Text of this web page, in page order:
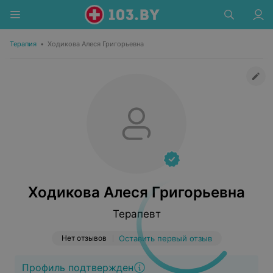
Терапия • Ходикова Алеся Григорьевна
Ходикова Алеся Григорьевна
Терапевт
Нет отзывов Оставить первый отзыв
Профиль подтвержден